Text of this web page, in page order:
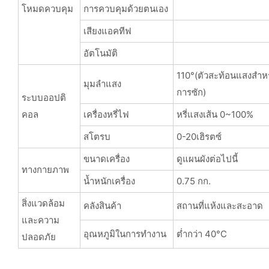
โหมดควบคุม
การควบคุมด้วยตนเอง
เสียงแอคทีฟ
อัตโนมัติ
ระบบออปติ
คอล
มุมลำแสง
110°(ตัวสะท้อนแสงสำ
การซัก)
เครื่องหรี่ไฟ
หรี่แสงเส้น 0~100%
สโตรบ
0-20เฮิรตซ์
ทางกายภาพ
ขนาดเครื่อง
ดูแผนผังต่อไปนี้
น้ำหนักเครื่อง
0.75 กก.
สิ่งแวดล้อม
และความ
ปลอดภัย
คลังสินค้า สถานที่แห้งและสะอาด
อุณหภูมิในการทำงาน ต่ำกว่า 40°C